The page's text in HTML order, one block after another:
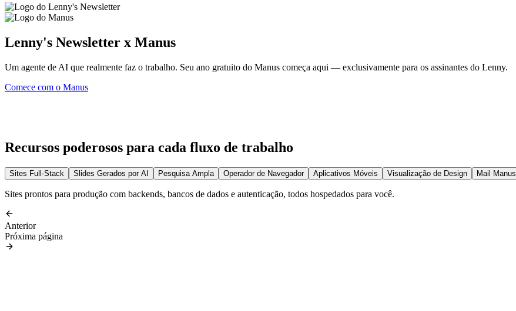
Lenny's Newsletter x Manus
Um agente de AI que realmente faz o trabalho. Seu ano gratuito do Manus começa aqui — exclusivamente para os assinantes do Lenny.
Comece com o Manus
Recursos poderosos para cada fluxo de trabalho
Sites Full-Stack Slides Gerados por AI Pesquisa Ampla Operador de Navegador Aplicativos Móveis Visualização de Design Mail Manus
Sites prontos para produção com backends, bancos de dados e autenticação, todos hospedados para você.
Anterior
Próxima página